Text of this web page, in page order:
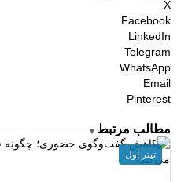
X
Facebook
LinkedIn
Telegram
WhatsApp
Email
Pinterest
مطالب مرتبط ▼
تیتر اول